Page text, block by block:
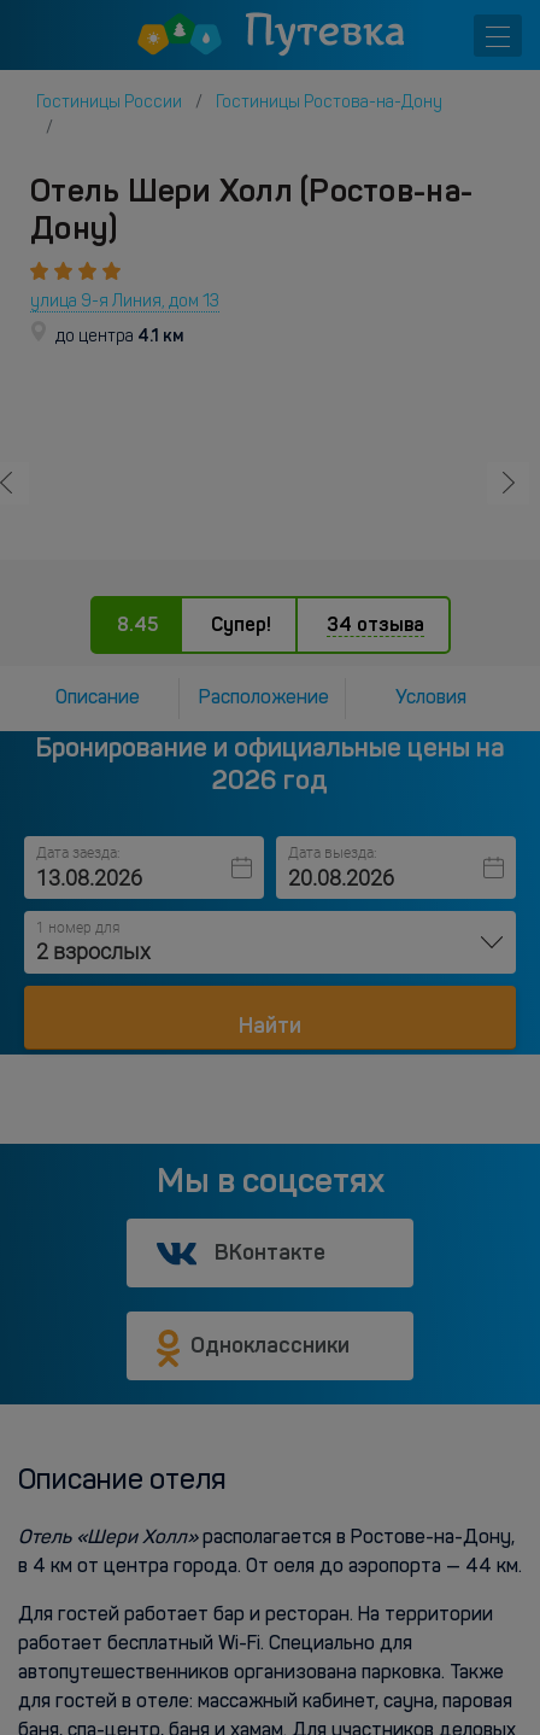
Гостиницы России Гостиницы Ростова-на-Дону
Отель Шери Холл (Ростов-на-
Дону)
улица 9-я Линия, дом 13
до центра 4.1 км
8.45 Супер! 34 отзыва
Описание Расположение Условия
Бронирование и официальные цены на
2026 год
Дата заезда: Дата выезда:
1 номер для
2 взрослых
Найти
Мы в соцсетях
ВКонтакте
Одноклассники
Описание отеля
Отель «Шери Холл»располагается в Ростове-на-Дону,
в 4 км от центра города. От оеля до аэропорта — 44 км.
Для гостей работает бар и ресторан. На территории
работает бесплатный Wi-Fi. Специально для
автопутешественников организована парковка. Также
для гостей в отеле: массажный кабинет, сауна, паровая